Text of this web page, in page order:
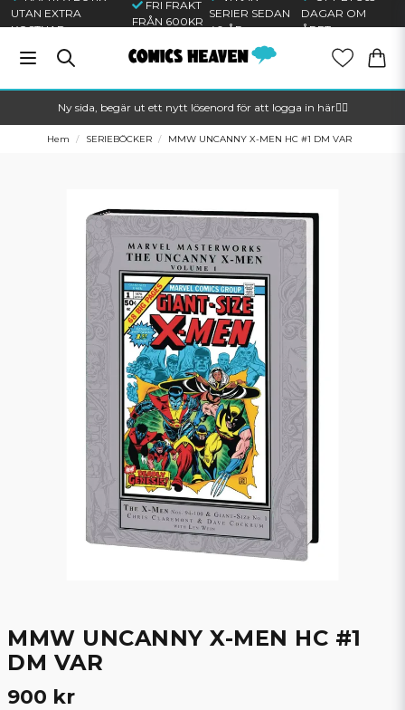
UTAN EXTRA
KOSTNAD
FRI FRAKT
FRÅN 600KR
SERIER SEDAN
40 ÅR
DAGAR OM
ÅRET
Ny sida, begär ut ett nytt lösenord för att logga in här🦸‍♂️
Hem SERIEBÖCKER MMW UNCANNY X-MEN HC #1 DM VAR
MMW UNCANNY X-MEN HC #1
DM VAR
900 kr